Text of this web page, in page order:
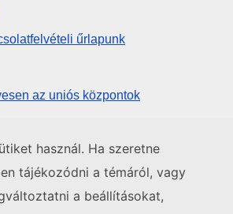
használ. Ha szeretne
tájékozódni a témáról, vagy
a beállításokat,
űrlapunk
az uniós központok